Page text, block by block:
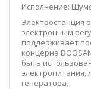
Исполнение:
Электростанция
электронным
поддерживает
концерна
быть
электропитания,
генератора.